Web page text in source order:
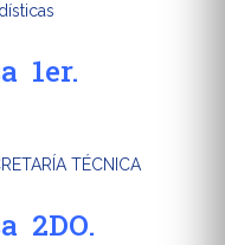
1er.
TÉCNICA
2DO.